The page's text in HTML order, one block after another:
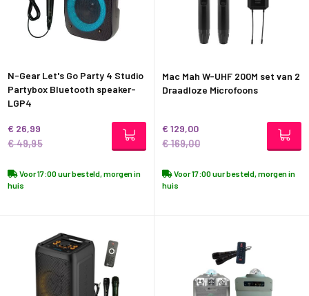
N-Gear Let's Go Party 4 Studio
Partybox Bluetooth speaker-
LGP4
€ 26,99
€ 49,95
Voor 17:00 uur besteld, morgen in
huis
Mac Mah W-UHF 200M set van 2
Draadloze Microfoons
€ 129,00
€ 169,00
Voor 17:00 uur besteld, morgen in
huis